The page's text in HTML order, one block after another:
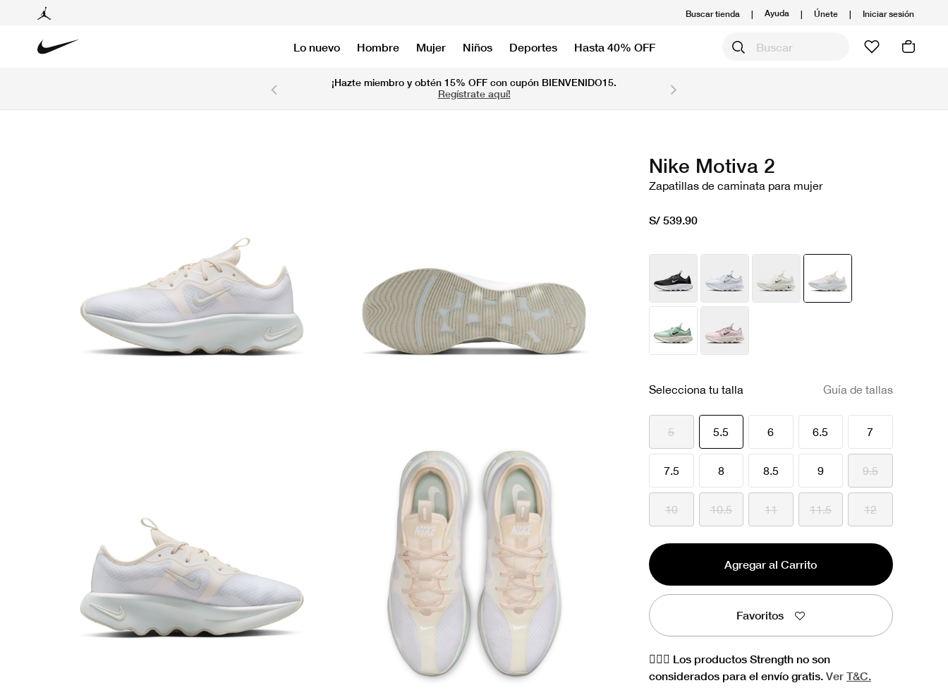
Buscar tienda | Ayuda | Únete | Iniciar sesión
Lo nuevo Hombre Mujer Niños Deportes Hasta 40% OFF
¡Hazte miembro y obtén 15% OFF con cupón BIENVENIDO15.
Regístrate aquí!
Nike Motiva 2
Zapatillas de caminata para mujer
S/ 539.90
Selecciona tu talla Guía de tallas
5 5.5seleccionado
6 6.5 7
7.5 8 8.5 9 9.5
10 10.5 11 11.5 12
Agregar al Carrito
Favoritos
🏋🏻‍♀️ Los productos Strength no son
considerados para el envío gratis. Ver T&C.